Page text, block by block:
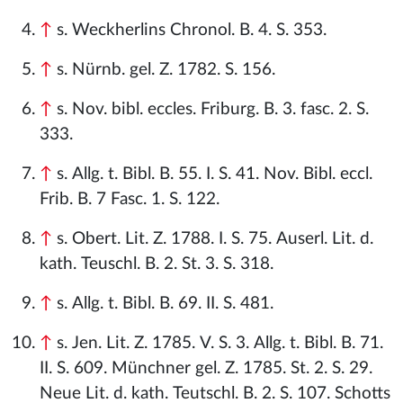
↑ s. Weckherlins Chronol. B. 4. S. 353.
↑ s. Nürnb. gel. Z. 1782. S. 156.
↑ s. Nov. bibl. eccles. Friburg. B. 3. fasc. 2. S.
333.
↑ s. Allg. t. Bibl. B. 55. I. S. 41. Nov. Bibl. eccl.
Frib. B. 7 Fasc. 1. S. 122.
↑ s. Obert. Lit. Z. 1788. I. S. 75. Auserl. Lit. d.
kath. Teuschl. B. 2. St. 3. S. 318.
↑ s. Allg. t. Bibl. B. 69. II. S. 481.
↑ s. Jen. Lit. Z. 1785. V. S. 3. Allg. t. Bibl. B. 71.
II. S. 609. Münchner gel. Z. 1785. St. 2. S. 29.
Neue Lit. d. kath. Teutschl. B. 2. S. 107. Schotts